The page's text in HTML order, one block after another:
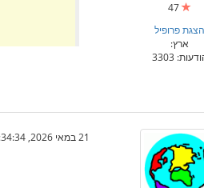
הצגת פרופיל
ארץ:
3303
21 במאי 2026, 17:34:34